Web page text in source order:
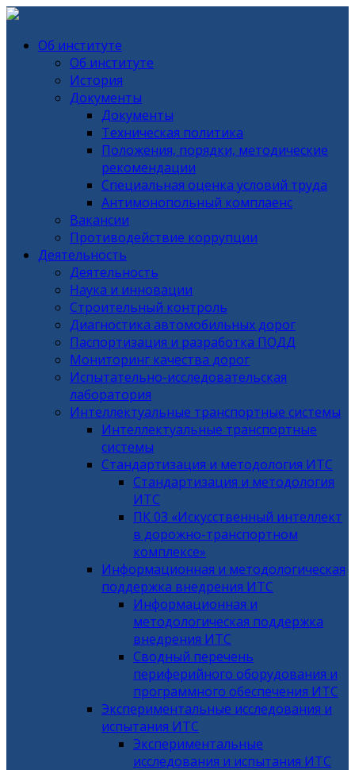
Об институте
Об институте
История
Документы
Документы
Техническая политика
Положения, порядки, методические
рекомендации
Специальная оценка условий труда
Антимонопольный комплаенс
Вакансии
Противодействие коррупции
Деятельность
Деятельность
Наука и инновации
Строительный контроль
Диагностика автомобильных дорог
Паспортизация и разработка ПОДД
Мониторинг качества дорог
Испытательно-исследовательская
лаборатория
Интеллектуальные транспортные системы
Интеллектуальные транспортные
системы
Стандартизация и методология ИТС
Стандартизация и методология
ИТС
ПК 03 «Искусственный интеллект
в дорожно-транспортном
комплексе»
Информационная и методологическая
поддержка внедрения ИТС
Информационная и
методологическая поддержка
внедрения ИТС
Сводный перечень
периферийного оборудования и
программного обеспечения ИТС
Экспериментальные исследования и
испытания ИТС
Экспериментальные
исследования и испытания ИТС